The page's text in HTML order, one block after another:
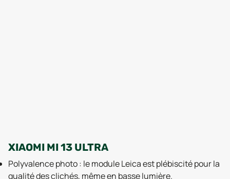
XIAOMI MI 13 ULTRA
Polyvalence photo : le module Leica est plébiscité pour la
qualité des clichés, même en basse lumière.